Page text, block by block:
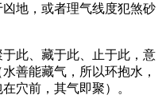
凶地，或者理气线度犯煞砂
此、藏于此、止于此，意
善能藏气，所以环抱水，
穴前，其气即聚）。